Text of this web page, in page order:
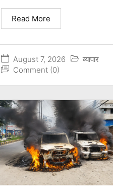
August 7, 2026
व्यापार
Comment (0)
Read More